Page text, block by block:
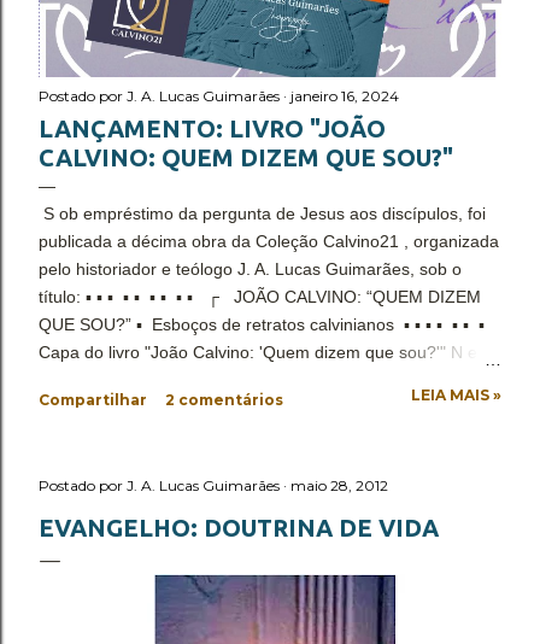
Postado por J. A. Lucas Guimarães janeiro 16, 2024
LANÇAMENTO: LIVRO "JOÃO
CALVINO: QUEM DIZEM QUE SOU?"
S ob empréstimo da pergunta de Jesus aos discípulos, foi
publicada a décima obra da Coleção Calvino21 , organizada
pelo historiador e teólogo J. A. Lucas Guimarães, sob o
título: ▪ ▪ ▪ ▪ ▪ ▪ ▪ ▪ ▪ ┌ JOÃO CALVINO: “QUEM DIZEM
QUE SOU?” ▪ Esboços de retratos calvinianos ▪ ▪ ▪ ▪ ▪ ▪ ▪
Capa do livro "João Calvino: 'Quem dizem que sou?'" N ela
com as identificações à pessoa de João Calvino desde sua
semelhante indagação, apesar de seu desinteresse por ela
em sua existência. Desse modo, tem início o empenho de
identificação de João Calvino: advogado, um dos principais
líder da Reforma Protestante do século XVI, pastor na
cidade de Genebra e escritor cristão, com vasta liter...
Compartilhar 2 comentários LEIA MAIS »
Postado por J. A. Lucas Guimarães maio 28, 2012
EVANGELHO: DOUTRINA DE VIDA